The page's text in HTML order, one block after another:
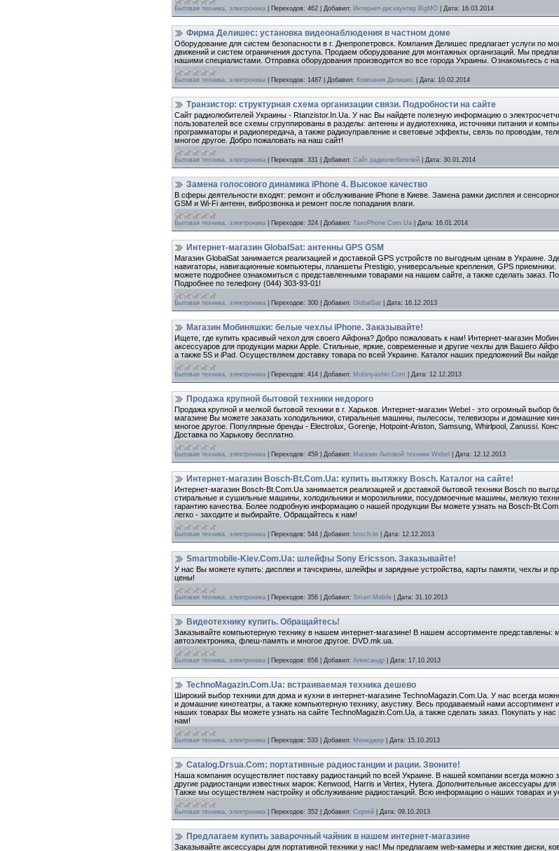
Бытовая техника, электроника Переходов: 462 Добавил: Интернет-дискаунтер BigMO Дата: 16.03.2014
Фирма Делишес: установка видеонаблюдения в частном доме
Оборудование для систем безопасности в г. Днепропетровск. Компания Делишес предлагает услуги по
движений и систем ограничения доступа. Продаем оборудование для монтажных организаций. Мы
нашими специалистами. Отправка оборудования производится во все города Украины. Ознакомьтесь с
Бытовая техника, электроника Переходов: 1487 Добавил: Компания Делишес Дата: 10.02.2014
Транзистор: структурная схема организации связи. Подробности на сайте
Сайт радиолюбителей Украины - Rtanzistor.In.Ua. У нас Вы найдете полезную информацию о
пользователей все схемы сгруппированы в разделы: антенны и аудиотехника, источники питания и
программаторы и радиопередача, а также радиоуправление и световые эффекты, связь по проводам,
многое другое. Добро пожаловать на наш сайт!
Бытовая техника, электроника Переходов: 331 Добавил: Сайт радиолюбителей Дата: 30.01.2014
Замена голосового динамика iPhone 4. Высокое качество
В сферы деятельности входят: ремонт и обслуживание iPhone в Киеве. Замена рамки дисплея и
GSM и Wi-Fi антенн, виброзвонка и ремонт после попадания влаги.
Бытовая техника, электроника Переходов: 324 Добавил: TaxoPhone.Com.Ua Дата: 16.01.2014
Интернет-магазин GlobalSat: антенны GPS GSM
Магазин GlobalSat занимается реализацией и доставкой GPS устройств по выгодным ценам в Украине.
навигаторы, навигационные компьютеры, планшеты Prestigio, универсальные крепления, GPS
можете подробнее ознакомиться с представленными товарами на нашем сайте, а также сделать заказ.
Подробнее по телефону (044) 303-93-01!
Бытовая техника, электроника Переходов: 300 Добавил: GlobalSat Дата: 16.12.2013
Магазин Мобиняшки: белые чехлы iPhone. Заказывайте!
Ищете, где купить красивый чехол для своего Айфона? Добро пожаловать к нам! Интернет-магазин
аксессуаров для продукции марки Apple. Стильные, яркие, современные и другие чехлы для Вашего
а также 5S и iPad. Осуществляем доставку товара по всей Украине. Каталог наших предложений Вы
Бытовая техника, электроника Переходов: 414 Добавил: Mobinyashki.Com Дата: 12.12.2013
Продажа крупной бытовой техники недорого
Продажа крупной и мелкой бытовой техники в г. Харьков. Интернет-магазин Webel - это огромный выбор
магазине Вы можете заказать холодильники, стиральные машины, пылесосы, телевизоры и домашние
многое другое. Популярные бренды - Electrolux, Gorenje, Hotpoint-Ariston, Samsung, Whirlpool, Zanussi.
Доставка по Харькову бесплатно.
Бытовая техника, электроника Переходов: 459 Добавил: Магазин бытовой техники Webel Дата: 12.12.2013
Интернет-магазин Bosch-Bt.Com.Ua: купить вытяжку Bosch. Каталог на сайте!
Интернет-магазин Bosch-Bt.Com.Ua занимается реализацией и доставкой бытовой техники Bosch по
стиральные и сушильные машины, холодильники и морозильники, посудомоечные машины, мелкую
гарантию качества. Более подробную информацию о нашей продукции Вы можете узнать на Bosch-
легко - заходите и выбирайте. Обращайтесь к нам!
Бытовая техника, электроника Переходов: 544 Добавил: bosch-bt Дата: 12.12.2013
Smartmobile-Kiev.Com.Ua: шлейфы Sony Ericsson. Заказывайте!
У нас Вы можете купить: дисплеи и тачскрины, шлейфы и зарядные устройства, карты памяти, чехлы и
цены!
Бытовая техника, электроника Переходов: 356 Добавил: Smart-Mobile Дата: 31.10.2013
Видеотехнику купить. Обращайтесь!
Заказывайте компьютерную технику в нашем интернет-магазине! В нашем ассортименте
автоэлектроника, флеш-память и многое другое. DVD.mk.ua.
Бытовая техника, электроника Переходов: 658 Добавил: Александр Дата: 17.10.2013
TechnoMagazin.Com.Ua: встраиваемая техника дешево
Широкий выбор техники для дома и кухни в интернет-магазине TechnoMagazin.Com.Ua. У нас всегда
и домашние кинотеатры, а также компьютерную технику, акустику. Весь продаваемый нами
наших товарах Вы можете узнать на сайте TechnoMagazin.Com.Ua, а также сделать заказ. Покупать у
нам!
Бытовая техника, электроника Переходов: 533 Добавил: Менеджер Дата: 15.10.2013
Catalog.Drsua.Com: портативные радиостанции и рации. Звоните!
Наша компания осуществляет поставку радиостанций по всей Украине. В нашей компании всегда можно
другие радиостанции известных марок: Kenwood, Harris и Vertex, Hytera. Дополнительные аксессуары
Также мы осуществляем настройку и обслуживание радиостанций. Всю информацию о наших товарах и
Бытовая техника, электроника Переходов: 352 Добавил: Сергей Дата: 09.10.2013
Предлагаем купить заварочный чайник в нашем интернет-магазине
Заказывайте аксессуары для портативной техники у нас! Мы предлагаем web-камеры и жесткие диски,